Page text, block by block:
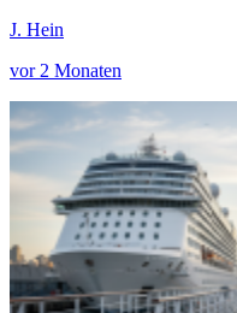
J. Hein
vor 2 Monaten